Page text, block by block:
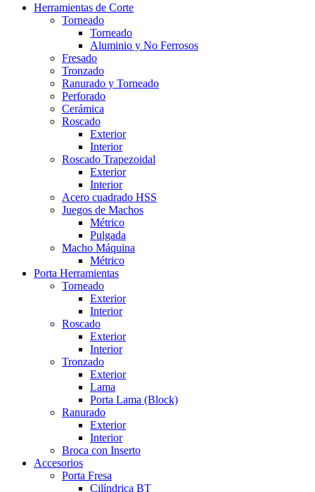
Herramientas de Corte
Torneado
Torneado
Aluminio y No Ferrosos
Fresado
Tronzado
Ranurado y Torneado
Perforado
Cerámica
Roscado
Exterior
Interior
Roscado Trapezoidal
Exterior
Interior
Acero cuadrado HSS
Juegos de Machos
Métrico
Pulgada
Macho Máquina
Métrico
Porta Herramientas
Torneado
Exterior
Interior
Roscado
Exterior
Interior
Tronzado
Exterior
Lama
Porta Lama (Block)
Ranurado
Exterior
Interior
Broca con Inserto
Accesorios
Porta Fresa
Cilíndrica BT